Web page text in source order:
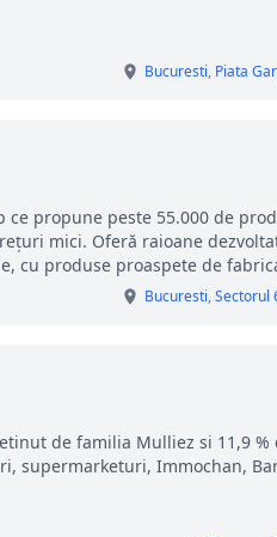
Bucuresti, Piata
propune peste 55.000 de
mici. Oferă raioane
cu produse proaspete de
Bucuresti,Sectorul
de familia Mulliez si 11,9
supermarketuri, Immochan,